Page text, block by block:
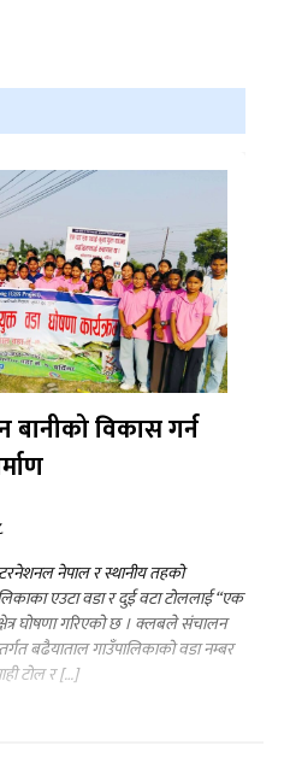
विकास गर्न
नेपाल र स्थानीय तहको
एउटा वडा र दुई वटा टोललाई “एक
घोषणा गरिएको छ । क्लबले संचालन
बढैयाताल गाउँपालिकाको वडा नम्बर
टोल र […]